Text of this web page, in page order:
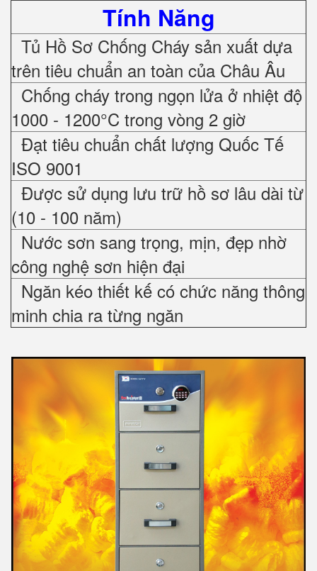
Tính Năng
Tủ Hồ Sơ Chống Cháy sản xuất dựa
trên tiêu chuẩn an toàn của Châu Âu
Chống cháy trong ngọn lửa ở nhiệt độ
1000 - 1200°C trong vòng 2 giờ
Đạt tiêu chuẩn chất lượng Quốc Tế
ISO 9001
Được sử dụng lưu trữ hồ sơ lâu dài từ
(10 - 100 năm)
Nước sơn sang trọng, mịn, đẹp nhờ
công nghệ sơn hiện đại
Ngăn kéo thiết kế có chức năng thông
minh chia ra từng ngăn